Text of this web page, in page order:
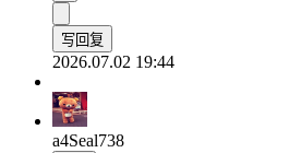
写回复
2026.07.02 19:44
a4Seal738